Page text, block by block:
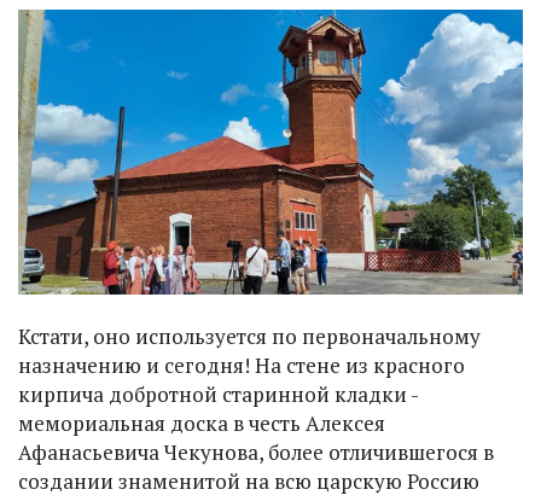
Кстати, оно используется по первоначальному
назначению и сегодня! На стене из красного
кирпича добротной старинной кладки -
мемориальная доска в честь Алексея
Афанасьевича Чекунова, более отличившегося в
создании знаменитой на всю царскую Россию